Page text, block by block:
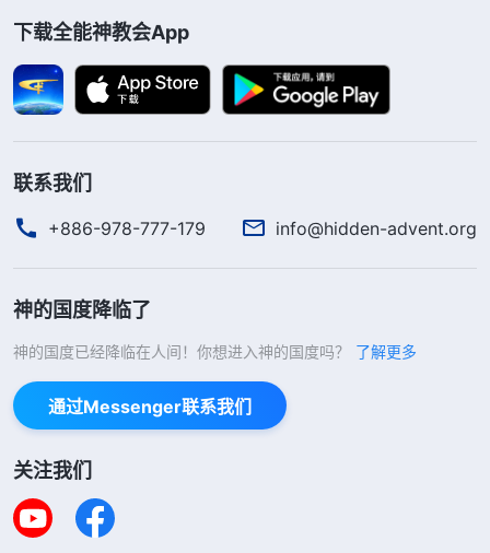
已经遭到了你们的酷刑折磨，我是绝对不会出卖弟兄
姊妹让他们再被抓进来受这些苦的。”于是我就跟他
说：“我迷路了，分不清东南西北，不知道这儿有没
有接待家。”当时我晕车想吐，他们怕我把车弄脏
了，只好把我带了回去。回到宾馆已经是夜里11点
多，警察又让我按照原来的姿势坐在地上，眼睛必须
遥控器打我，或者就是薅我前额的头发；只要我的手
往下垂，他们就用打火机烧我的手心、手指头。在这
样的折磨中，我又熬过了一夜。
址和姓名、上层带领是谁。我不吱声，一个警察就拿
起我的拖鞋，抓住我的头发向后猛地一拽，用拖鞋对
下载全能神教会App
联系我们
+886-978-777-179 info@hidden-advent.org
神的国度降临了
神的国度已经降临在人间！你想进入神的国度吗？ 了解更多
通过Messenger联系我们
关注我们